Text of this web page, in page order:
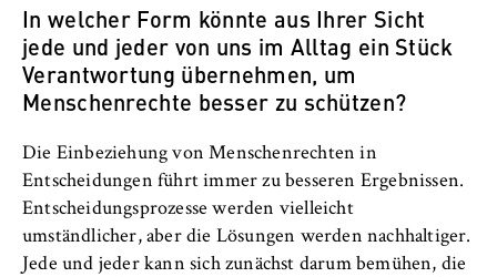
In welcher Form könnte aus Ihrer Sicht
jede und jeder von uns im Alltag ein Stück
Verantwortung übernehmen, um
Menschenrechte besser zu schützen?
Die Einbeziehung von Menschenrechten in
Entscheidungen führt immer zu besseren Ergebnissen.
Entscheidungsprozesse werden vielleicht
umständlicher, aber die Lösungen werden nachhaltiger.
Jede und jeder kann sich zunächst darum bemühen, die